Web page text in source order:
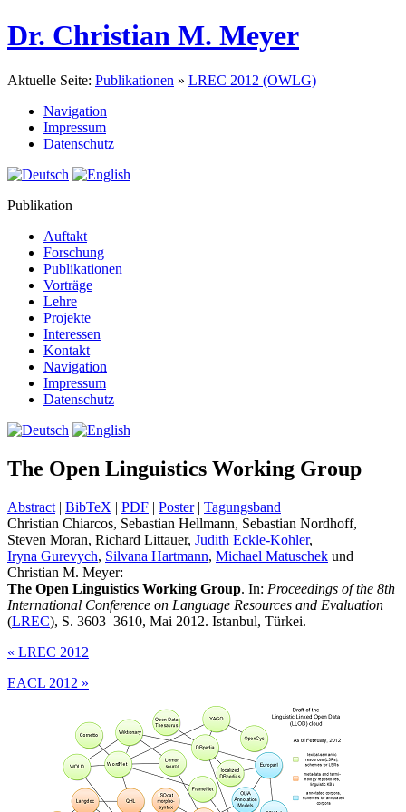
Dr. Christian M. Meyer
Aktuelle Seite: Publikationen » LREC 2012 (OWLG)
Navigation
Impressum
Datenschutz
Publikation
Auftakt
Forschung
Publikationen
Vorträge
Lehre
Projekte
Interessen
Kontakt
Navigation
Impressum
Datenschutz
The Open Linguistics Working Group
Abstract | BibTeX | PDF | Poster| Tagungsband
Christian Chiarcos, Sebastian Hellmann, Sebastian Nordhoff,
Steven Moran, Richard Littauer, Judith Eckle-Kohler,
Iryna Gurevych, Silvana Hartmann, Michael Matuschek und
Christian M. Meyer:
The Open Linguistics Working Group. In: Proceedings of the 8th
International Conference on Language Resources and Evaluation
(LREC), S. 3603–3610, Mai 2012. Istanbul, Türkei.
« LREC 2012
EACL 2012 »